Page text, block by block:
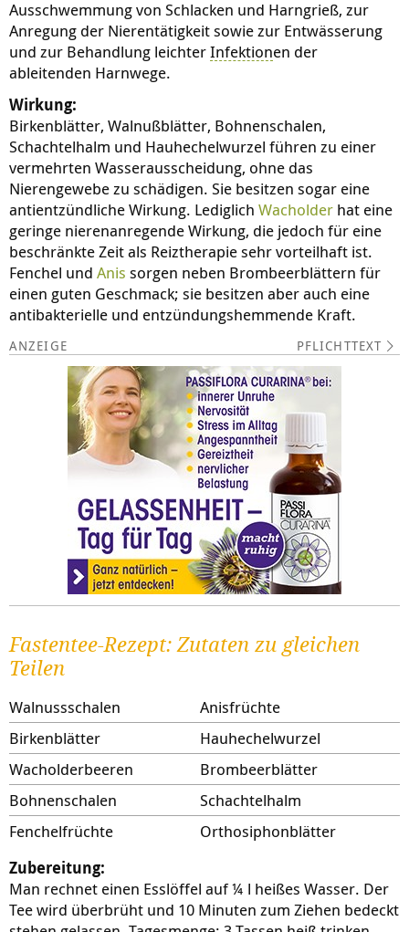
Ausschwemmung von Schlacken und Harngrieß, zur
Anregung der Nierentätigkeit sowie zur Entwässerung
und zur Behandlung leichterInfektionen der
ableitenden Harnwege.
Wirkung:
Birkenblätter, Walnußblätter, Bohnenschalen,
Schachtelhalm und Hauhechelwurzel führen zu einer
vermehrten Wasserausscheidung, ohne das
Nierengewebe zu schädigen. Sie besitzen sogar eine
antientzündliche Wirkung. Lediglich Wacholder hat eine
geringe nierenanregende Wirkung, die jedoch für eine
beschränkte Zeit als Reiztherapie sehr vorteilhaft ist.
Fenchel und Anis sorgen neben Brombeerblättern für
einen guten Geschmack; sie besitzen aber auch eine
antibakterielle und entzündungshemmende Kraft.
PFLICHTTEXT
Fastentee-Rezept: Zutaten zu gleichen
Teilen
Walnussschalen
Anisfrüchte
Birkenblätter
Hauhechelwurzel
Wacholderbeeren
Brombeerblätter
Bohnenschalen
Schachtelhalm
Fenchelfrüchte
Orthosiphonblätter
Zubereitung:
Man rechnet einen Esslöffel auf ¼ l heißes Wasser. Der
Tee wird überbrüht und 10 Minuten zum Ziehen bedeckt